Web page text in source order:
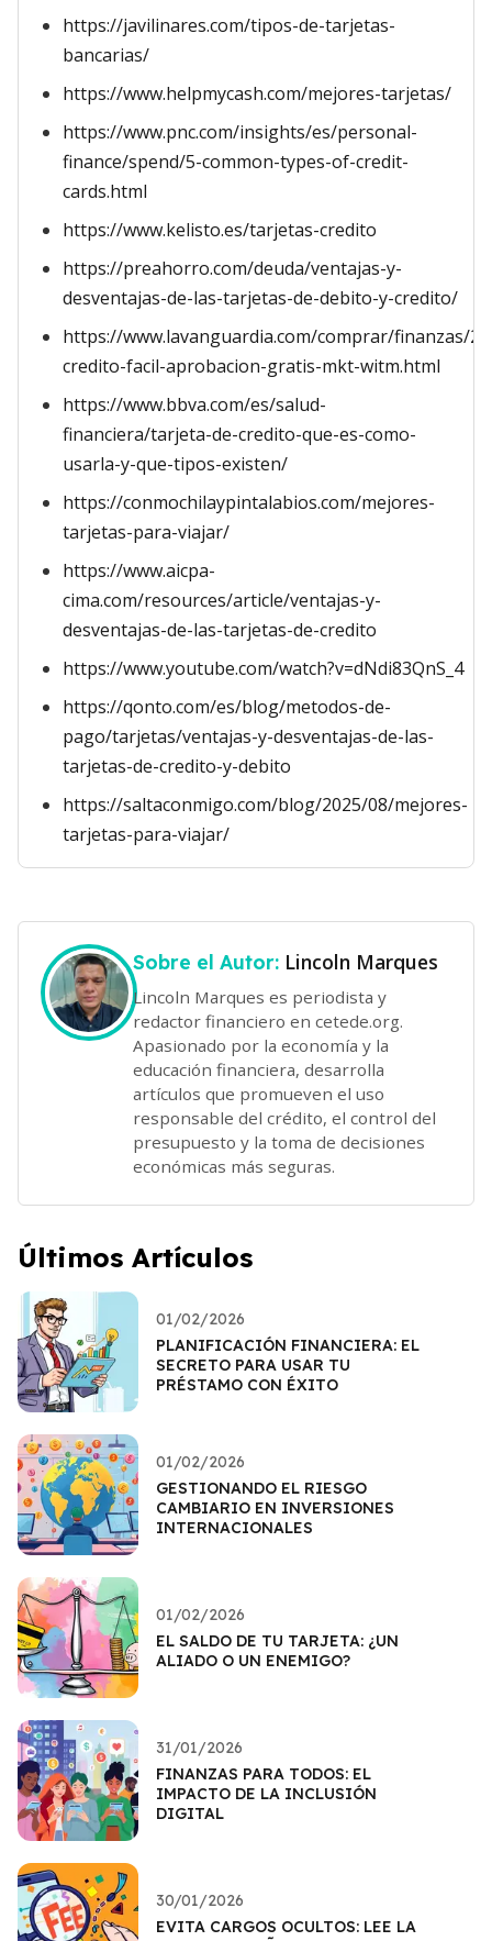
https://javilinares.com/tipos-de-tarjetas-
bancarias/
https://www.helpmycash.com/mejores-tarjetas/
https://www.pnc.com/insights/es/personal-
finance/spend/5-common-types-of-credit-
cards.html
https://www.kelisto.es/tarjetas-credito
https://preahorro.com/deuda/ventajas-y-
desventajas-de-las-tarjetas-de-debito-y-credito/
https://www.lavanguardia.com/comprar/finanzas/
credito-facil-aprobacion-gratis-mkt-witm.html
https://www.bbva.com/es/salud-
financiera/tarjeta-de-credito-que-es-como-
usarla-y-que-tipos-existen/
https://conmochilaypintalabios.com/mejores-
tarjetas-para-viajar/
https://www.aicpa-
cima.com/resources/article/ventajas-y-
desventajas-de-las-tarjetas-de-credito
https://www.youtube.com/watch?v=dNdi83QnS_4
https://qonto.com/es/blog/metodos-de-
pago/tarjetas/ventajas-y-desventajas-de-las-
tarjetas-de-credito-y-debito
https://saltaconmigo.com/blog/2025/08/mejores-
tarjetas-para-viajar/
Sobre el Autor: Lincoln Marques
Lincoln Marques es periodista y
redactor financiero en cetede.org.
Apasionado por la economía y la
educación financiera, desarrolla
artículos que promueven el uso
responsable del crédito, el control del
presupuesto y la toma de decisiones
económicas más seguras.
Últimos Artículos
01/02/2026
PLANIFICACIÓN FINANCIERA: EL
SECRETO PARA USAR TU
PRÉSTAMO CON ÉXITO
01/02/2026
GESTIONANDO EL RIESGO
CAMBIARIO EN INVERSIONES
INTERNACIONALES
01/02/2026
EL SALDO DE TU TARJETA: ¿UN
ALIADO O UN ENEMIGO?
31/01/2026
FINANZAS PARA TODOS: EL
IMPACTO DE LA INCLUSIÓN
DIGITAL
30/01/2026
EVITA CARGOS OCULTOS: LEE LA